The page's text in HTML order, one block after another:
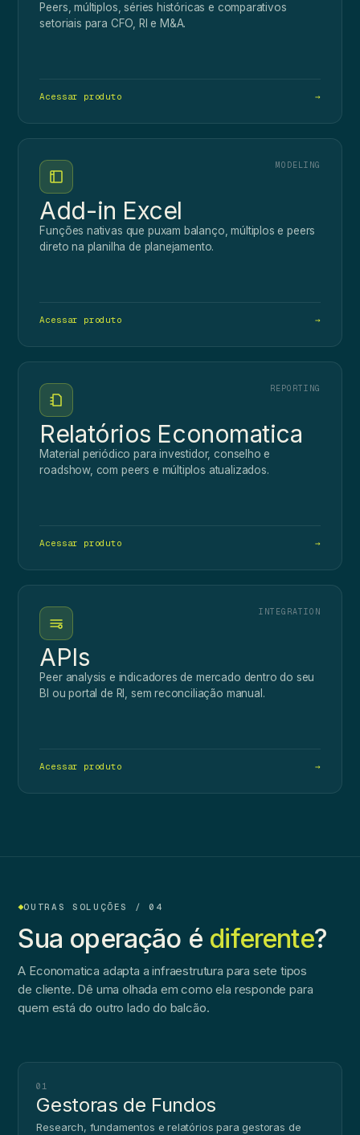
Peers, múltiplos, séries históricas e comparativos
setoriais para CFO, RI e M&A.
Acessar produto →
MODELING
Add-in Excel
Funções nativas que puxam balanço, múltiplos e peers
direto na planilha de planejamento.
Acessar produto →
REPORTING
Relatórios Economatica
Material periódico para investidor, conselho e
roadshow, com peers e múltiplos atualizados.
Acessar produto →
INTEGRATION
APIs
Peer analysis e indicadores de mercado dentro do seu
BI ou portal de RI, sem reconciliação manual.
Acessar produto →
OUTRAS SOLUÇÕES / 04
Sua operação é diferente?
A Economatica adapta a infraestrutura para sete tipos
de cliente. Dê uma olhada em como ela responde para
quem está do outro lado do balcão.
01
Gestoras de Fundos
Research, fundamentos e relatórios para gestoras de